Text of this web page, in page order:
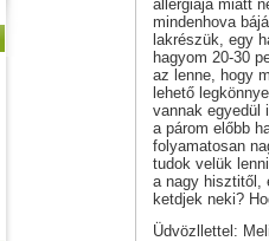
allergiája miatt
mindenhova
lakrészük, egy
hagyom 20-30
az lenne, hogy
lehető
vannak egyedül
a párom előbb
folyamatosan
tudok velük
a nagy hisztitől,
ketdjek neki?
Üdvözllettel: